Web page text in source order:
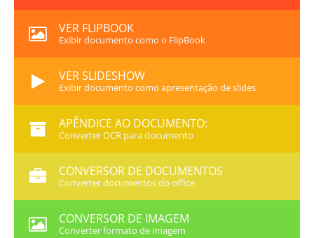
VER FLIPBOOK
Exibir documento como o FlipBook
VER SLIDESHOW
Exibir documento como apresentação de slides
APÊNDICE AO DOCUMENTO:
Converter OCR para documento
CONVERSOR DE DOCUMENTOS
Converter documentos do office
CONVERSOR DE IMAGEM
Converter formato de imagem